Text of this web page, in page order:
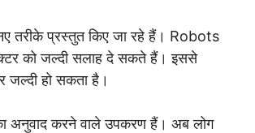
तरीके प्रस्तुत किए जा रहे हैं। Robots
को जल्दी सलाह दे सकते हैं। इससे
जल्दी हो सकता है।
अनुवाद करने वाले उपकरण हैं। अब लोग